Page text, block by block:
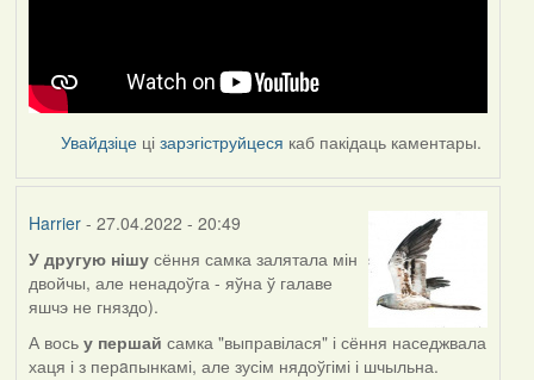
Увайдзіце цізарэгіструйцеся каб пакідаць каментары.
Harrier- 27.04.2022 - 20:49
У другую нішу сёння самка залятала мін
двойчы, але ненадоўга - яўна ў галаве
яшчэ не гняздо).
А вось у першай самка "выправілася" і сёння наседжвала
хаця і з перaпынкамі, але зусім нядоўгімі і шчыльна.